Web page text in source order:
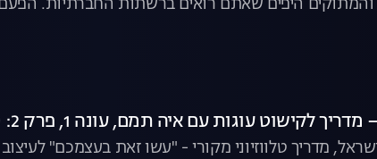
היפים שאתם רואים ברשתות החברתיות.
לקישוט עוגות עם איה תמם, עונה 1, פרק 2: טורקיז
מדריך טלווזיוני מקורי - "עשו זאת בעצמכם"